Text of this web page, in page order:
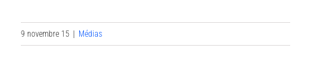
9 novembre 15 Médias